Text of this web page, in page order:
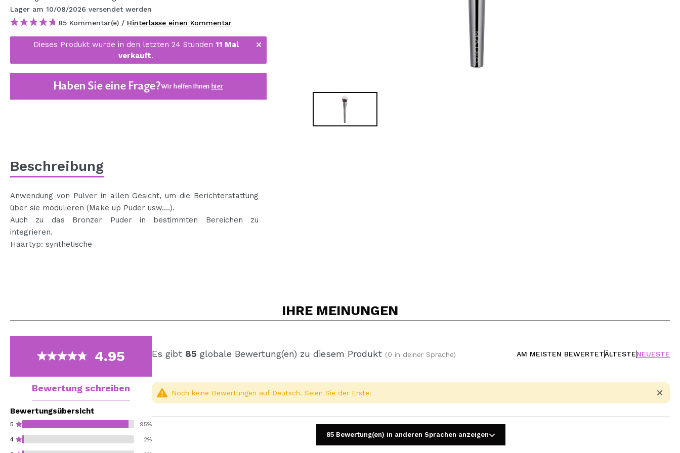
MAQUIFARMA
TRAVEL SIZE
NATURE
BALD VERFÜGBAR
bisherigen Vorgänge einsehen.
BENUTZERKONTO ERSTELLEN
Lager am 10/08/2026 versendet werden
85 Kommentar(e) / Hinterlasse einen Kommentar
Dieses Produkt wurde in den letzten 24 Stunden 11 Mal
verkauft.
Haben Sie eine Frage?Wir helfen Ihnen hier
Beschreibung
Anwendung von Pulver in allen Gesicht, um die Berichterstattung
über sie modulieren (Make up Puder usw....).
Auch zu das Bronzer Puder in bestimmten Bereichen zu
integrieren.
Haartyp: synthetische
IHRE MEINUNGEN
4.95
Bewertung schreiben
Bewertungsübersicht
5 95%
4 2%
Es gibt 85 globale Bewertung(en) zu diesem Produkt (0 in deiner Sprache) AM MEISTEN BEWERTETÄLTESTENEUESTE
Noch keine Bewertungen auf Deutsch. Seien Sie der Erste!
85 Bewertung(en) in anderen Sprachen anzeigen